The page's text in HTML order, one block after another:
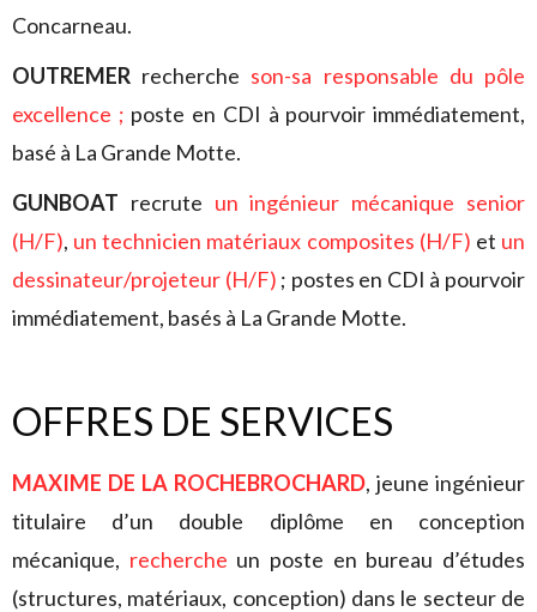
Concarneau.
OUTREMER recherche son-sa responsable du pôle
excellence ; poste en CDI à pourvoir immédiatement,
basé à La Grande Motte.
GUNBOAT recrute un ingénieur mécanique senior
(H/F), un technicien matériaux composites (H/F) et un
dessinateur/projeteur (H/F) ; postes en CDI à pourvoir
immédiatement, basés à La Grande Motte.
OFFRES DE SERVICES
MAXIME DE LA ROCHEBROCHARD, jeune ingénieur
titulaire d’un double diplôme en conception
mécanique, recherche un poste en bureau d’études
(structures, matériaux, conception) dans le secteur de